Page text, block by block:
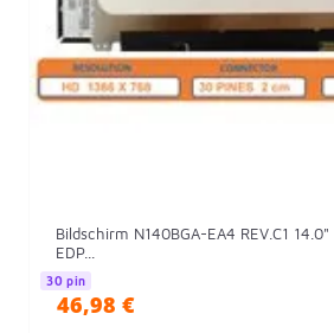
Bildschirm N140BGA-EA4 REV.C1
EDP...
30 pin
46,98 €